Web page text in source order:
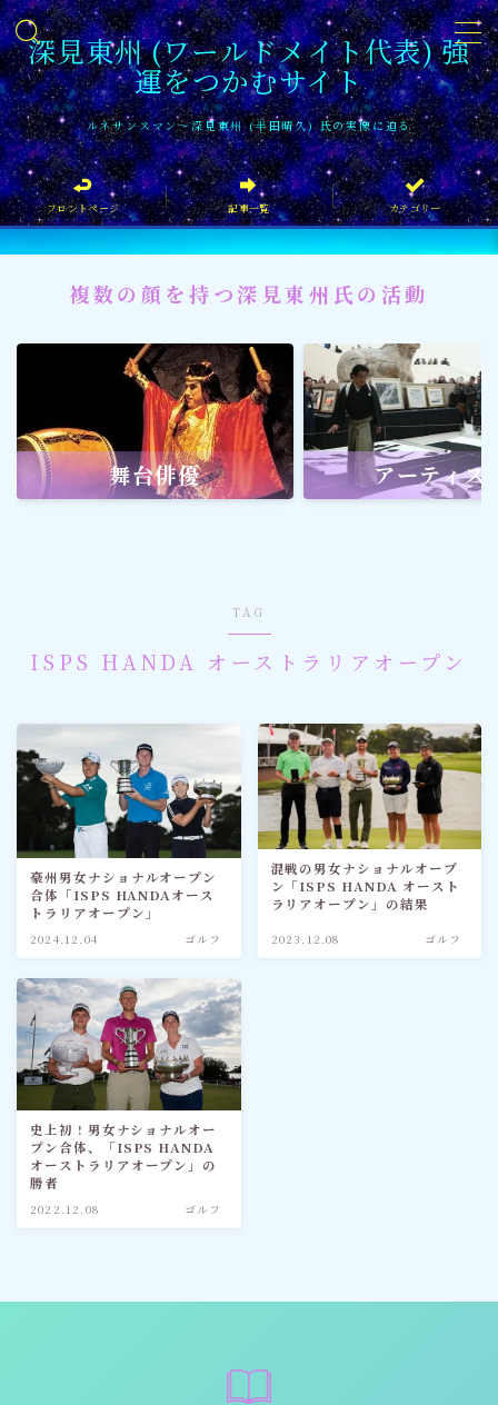
深見東州 (ワールドメイト代表) 強
運をつかむサイト
ルネサンスマン〜深見東州 (半田晴久) 氏の実像に迫る
MENU
フロントページ
記事一覧
イベント情報
企業家
文化・芸術活動
社会貢献 社会貢献
メディア・ネット
ワールドメイト
神道・宗教
社会情勢
おすすめ記事
フロントページ 記事一覧 カテゴリー
複数の顔を持つ深見東州氏の活動
舞台俳優 アーティス
TAG
ISPS HANDA オーストラリアオープン
豪州男女ナショナルオープン
合体「ISPS HANDAオース
トラリアオープン」
2024.12.04 ゴルフ
混戦の男女ナショナルオープ
ン「ISPS HANDA オースト
ラリアオープン」の結果
2023.12.08 ゴルフ
史上初 ! 男女ナショナルオー
プン合体、「ISPS HANDA
オーストラリアオープン」の
勝者
2022.12.08 ゴルフ